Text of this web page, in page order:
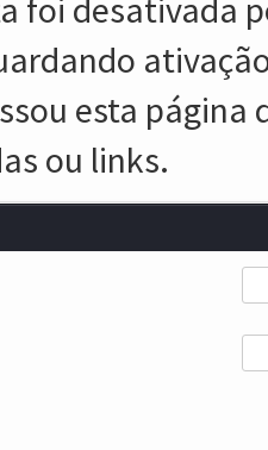
foi desativada
esta
ou links.